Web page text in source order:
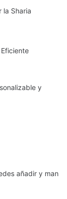
la Sharia
y
añadir y man